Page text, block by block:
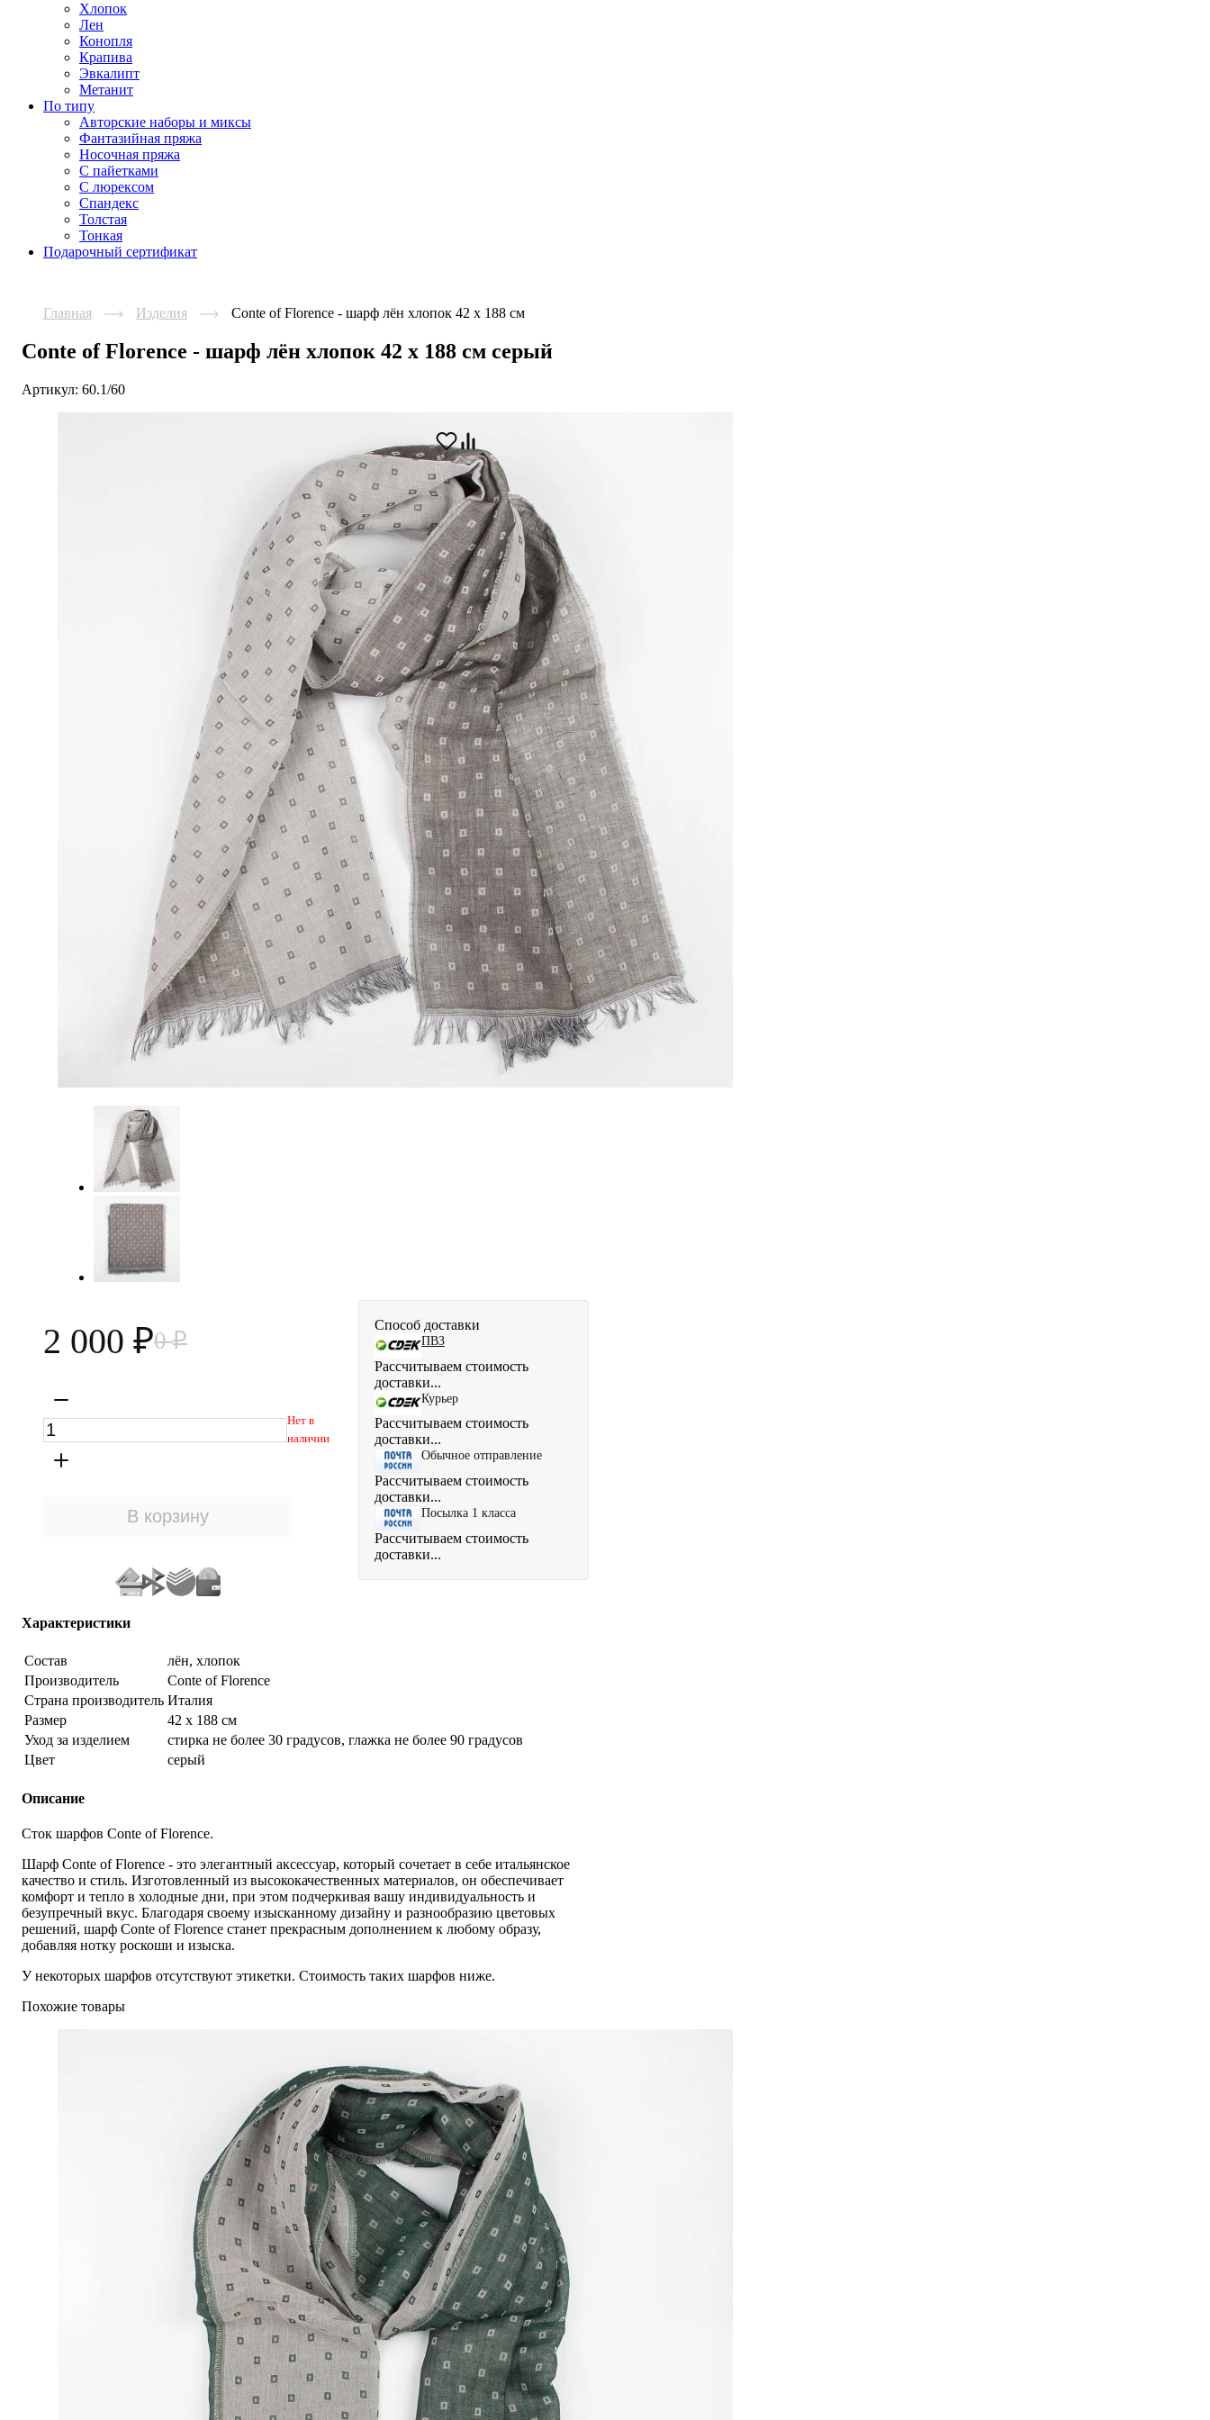
Хлопок
Лен
Конопля
Крапива
Эвкалипт
Метанит
По типу
Авторские наборы и миксы
Фантазийная пряжа
Носочная пряжа
С пайетками
С люрексом
Спандекс
Толстая
Тонкая
Подарочный сертификат
Главная Изделия Conte of Florence - шарф лён хлопок 42 х 188 см
Conte of Florence - шарф лён хлопок 42 х 188 см серый
Артикул: 60.1/60
2 000 ₽0₽
Нет в
наличии
Способ доставки
ПВЗ
Рассчитываем стоимость
доставки...
Курьер
Рассчитываем стоимость
доставки...
Обычное отправление
Рассчитываем стоимость
доставки...
Посылка 1 класса
Рассчитываем стоимость
доставки...
Характеристики
Состав
лён, хлопок
Производитель
Conte of Florence
Страна производитель Италия
Размер
42 х 188 см
Уход за изделием
стирка не более 30 градусов, глажка не более 90 градусов
Цвет
серый
Описание
Сток шарфов Conte of Florence.
Шарф Conte of Florence - это элегантный аксессуар, который сочетает в себе итальянское
качество и стиль. Изготовленный из высококачественных материалов, он обеспечивает
комфорт и тепло в холодные дни, при этом подчеркивая вашу индивидуальность и
безупречный вкус. Благодаря своему изысканному дизайну и разнообразию цветовых
решений, шарф Conte of Florence станет прекрасным дополнением к любому образу,
добавляя нотку роскоши и изыска.
У некоторых шарфов отсутствуют этикетки. Стоимость таких шарфов ниже.
Похожие товары